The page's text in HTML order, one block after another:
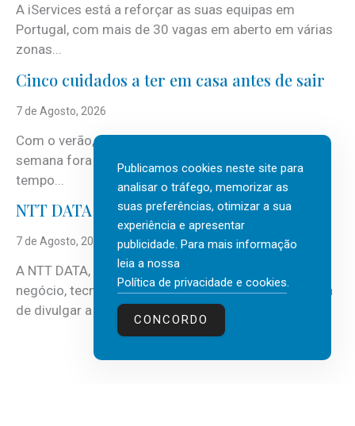
A iServices está a reforçar as suas equipas em
Portugal, com mais de 30 vagas em aberto em várias
zonas...
Cinco cuidados a ter em casa antes de sair
7 de Agosto, 2026
Com o verão, chegam também as férias, os fins-de-
semana fora e os dias em que a casa fica mais
tempo...
NTT DATA Insurtech Global Outlook 2026
7 de Agosto, 2026
A NTT DATA, consultora global em serviços de
negócio, tecnologia e inteligência artificial (IA), acaba
de divulgar a mais recente...
Publicamos cookies neste site para
analisar o tráfego, memorizar as
suas preferências, otimizar a sua
experiência e apresentar
publicidade. Para mais informação
leia a nossa
Política de privacidade e cookies.
CONCORDO